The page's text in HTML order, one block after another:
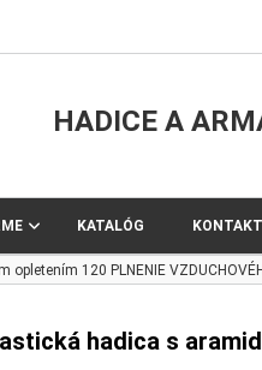
HADICE A
KATALÓG KONTAKT
120 PLNENIE
hadica s